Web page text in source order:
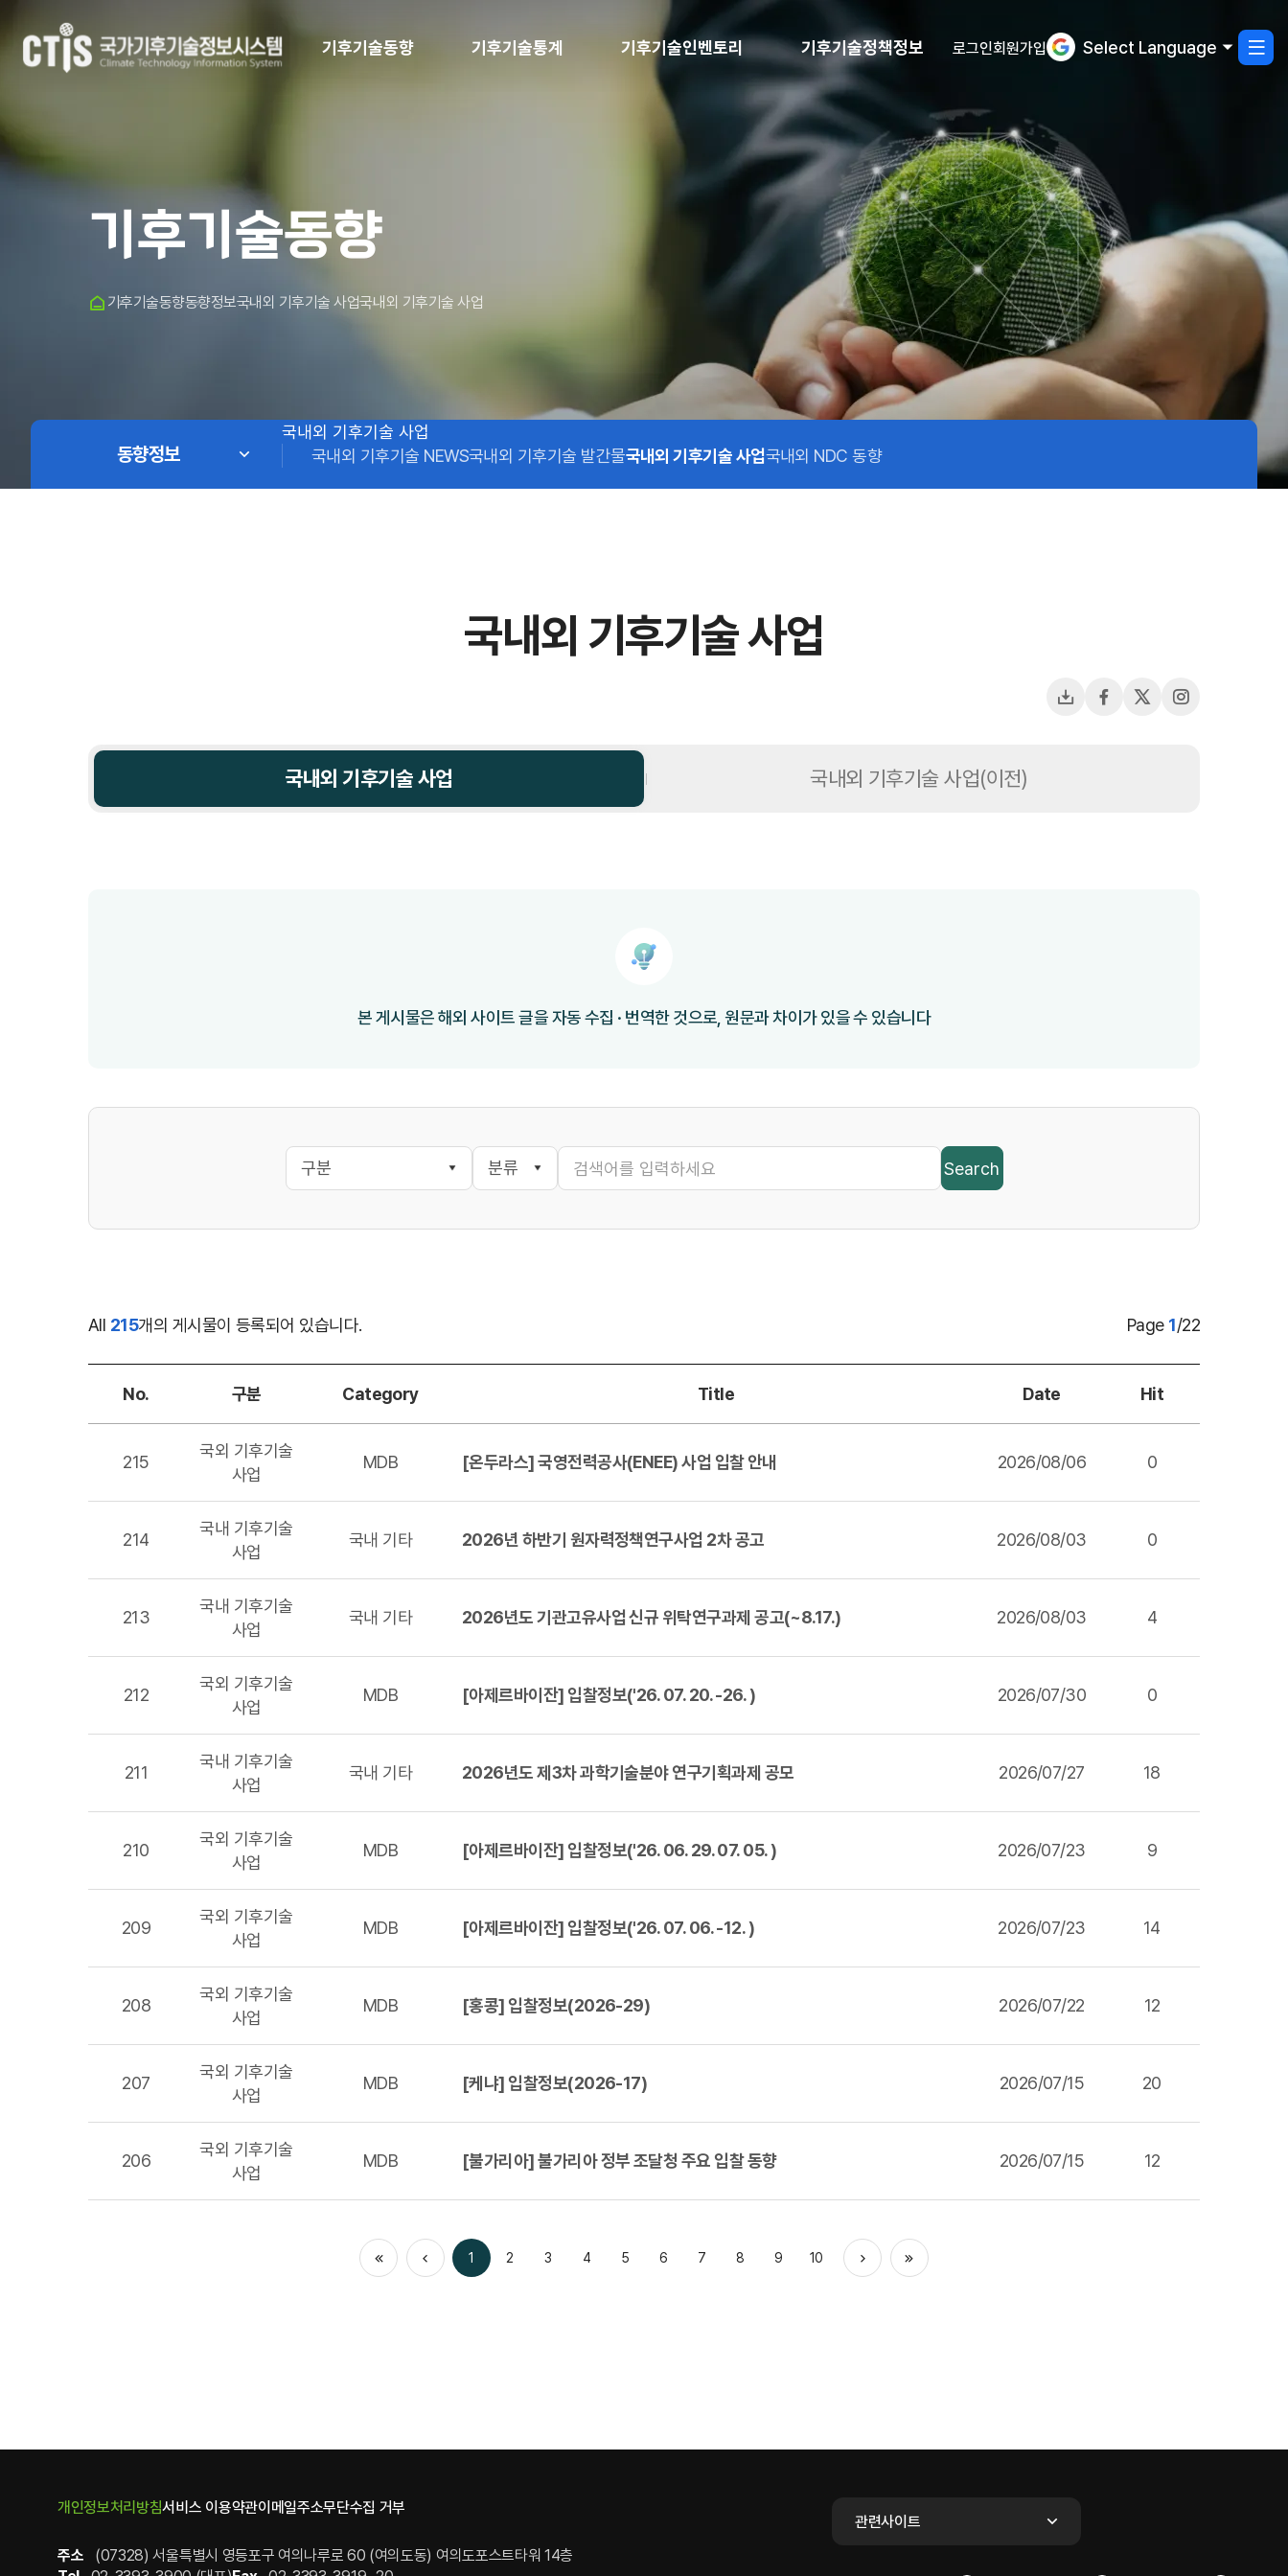
기후기술동향 기후기술통계 기후기술인벤토리 기후기술정책정보 로그인회원가입 Select Language
사
기후기술동향
홈
기후기술동향동향정보국내외 기후기술 사업국내외 기후기술 사업
동향정보
국내외 기후기술 사업
국내외 기후기술 NEWS국내외 기후기술 발간물국내외 기후기술 사업국내외 NDC 동향
국내외 기후기술 사업
다운로드페이스북X(트위터)인스타그램용
국내외 기후기술 사업 국내외 기후기술 사업(이전)
본 게시물은 해외 사이트 글을 자동 수집 · 번역한 것으로, 원문과 차이가 있을 수 있습니다
Search
All 215개의 게시물이 등록되어 있습니다. Page 1/22
번호,
제목,
조회수
No. 구분 Category Title Date Hit
215
국외 기후기술
사업
MDB [온두라스] 국영전력공사(ENEE) 사업 입찰 안내 2026/08/06 0
214
국내 기후기술
사업
국내 기타 2026년 하반기 원자력정책연구사업 2차 공고 2026/08/03 0
213
국내 기후기술
사업
국내 기타 2026년도 기관고유사업 신규 위탁연구과제 공고(~8.17.) 2026/08/03 4
212
국외 기후기술
사업
MDB [아제르바이잔] 입찰정보('26. 07. 20. -26. ) 2026/07/30 0
211
국내 기후기술
사업
국내 기타 2026년도 제3차 과학기술분야 연구기획과제 공모 2026/07/27 18
210
국외 기후기술
사업
MDB [아제르바이잔] 입찰정보('26. 06. 29. 07. 05. ) 2026/07/23 9
209
국외 기후기술
사업
MDB [아제르바이잔] 입찰정보('26. 07. 06. -12. ) 2026/07/23 14
208
국외 기후기술
사업
MDB [홍콩] 입찰정보(2026-29) 2026/07/22 12
207
국외 기후기술
사업
MDB [케냐] 입찰정보(2026-17) 2026/07/15 20
206
국외 기후기술
사업
MDB [불가리아] 불가리아 정부 조달청 주요 입찰 동향 2026/07/15 12
1 2 3 4 5 6 7 8 9 10
개인정보처리방침서비스 이용약관이메일주소무단수집 거부
주소
(07328) 서울특별시 영등포구 여의나루로 60 (여의도동) 여의도포스트타워 14층
관련사이트